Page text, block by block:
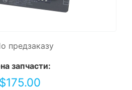
предзаказу
запчасти:
$175.00